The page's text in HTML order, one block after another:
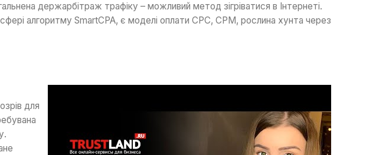
держарбітраж трафіку – можливий метод зігріватися в Інтернеті.
алгоритму SmartCPA, є моделі оплати CPC, CPM, рослина хунта через
для